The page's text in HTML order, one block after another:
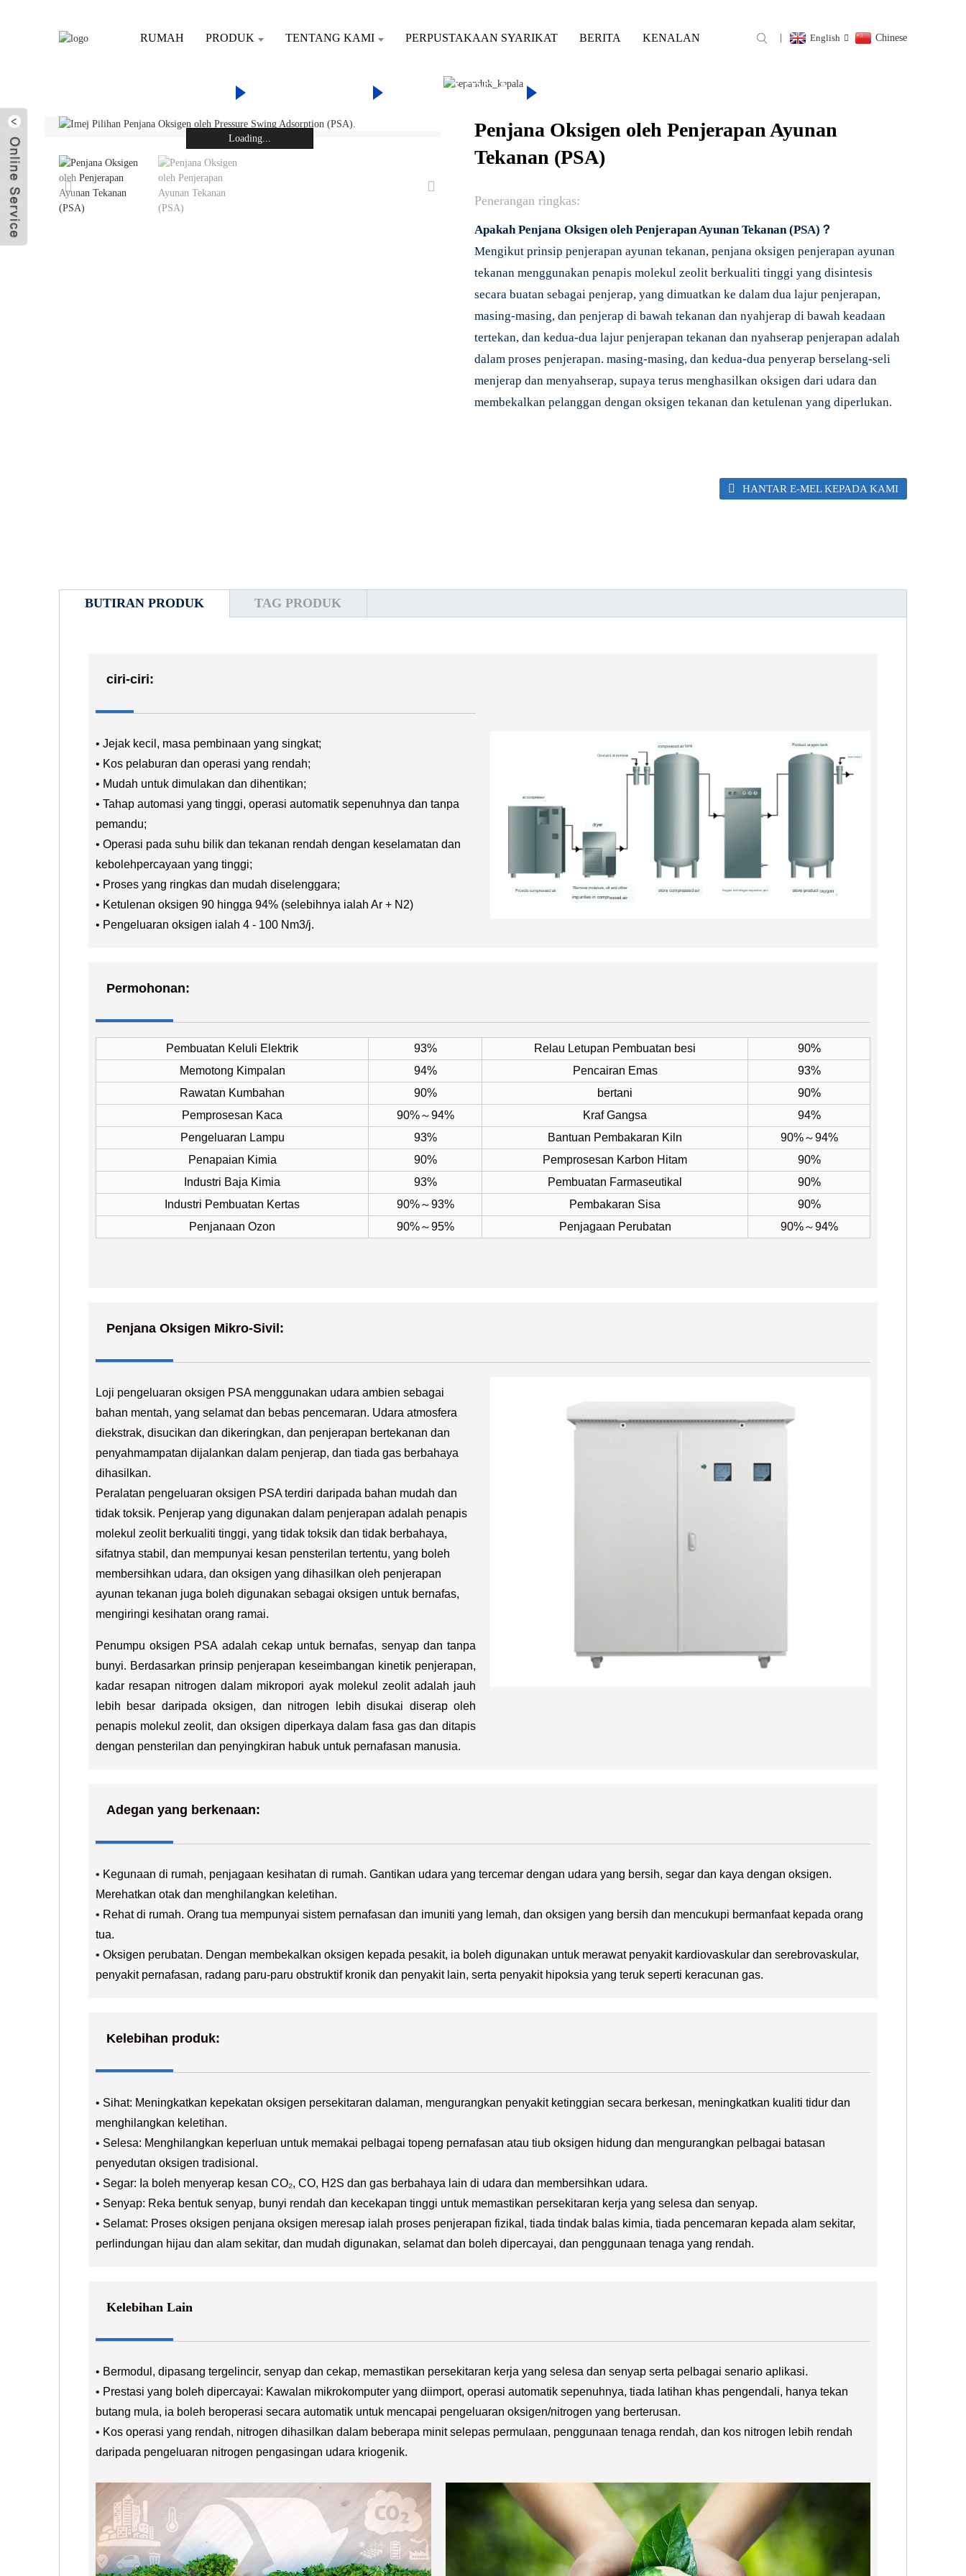
RUMAH PRODUK TENTANG KAMI PERPUSTAKAAN SYARIKAT BERITA KENALAN English Chinese
PSA, VPSA
PENJERAPAN AYUNAN TEKANAN (PSA)
Loading...
Penjana Oksigen oleh Penjerapan Ayunan
Tekanan (PSA)
Penerangan ringkas:
Apakah Penjana Oksigen oleh Penjerapan Ayunan Tekanan (PSA)？
Mengikut prinsip penjerapan ayunan tekanan, penjana oksigen penjerapan ayunan
tekanan menggunakan penapis molekul zeolit ​​berkualiti tinggi yang disintesis
secara buatan sebagai penjerap, yang dimuatkan ke dalam dua lajur penjerapan,
masing-masing, dan penjerap di bawah tekanan dan nyahjerap di bawah keadaan
tertekan, dan kedua-dua lajur penjerapan tekanan dan nyahserap penjerapan adalah
dalam proses penjerapan. masing-masing, dan kedua-dua penyerap berselang-seli
menjerap dan menyahserap, supaya terus menghasilkan oksigen dari udara dan
membekalkan pelanggan dengan oksigen tekanan dan ketulenan yang diperlukan.
HANTAR E-MEL KEPADA KAMI
BUTIRAN PRODUK TAG PRODUK
ciri-ciri:
• Jejak kecil, masa pembinaan yang singkat;
• Kos pelaburan dan operasi yang rendah;
• Mudah untuk dimulakan dan dihentikan;
• Tahap automasi yang tinggi, operasi automatik sepenuhnya dan tanpa
pemandu;
• Operasi pada suhu bilik dan tekanan rendah dengan keselamatan dan
kebolehpercayaan yang tinggi;
• Proses yang ringkas dan mudah diselenggara;
• Ketulenan oksigen 90 hingga 94% (selebihnya ialah Ar + N2)
• Pengeluaran oksigen ialah 4 - 100 Nm3/j.
Permohonan:
Pembuatan Keluli Elektrik 93% Relau Letupan Pembuatan besi
90%
Memotong Kimpalan
94% Pencairan Emas
93%
Rawatan Kumbahan
90% bertani
90%
Pemprosesan Kaca
90%～94% Kraf Gangsa
94%
Pengeluaran Lampu
93% Bantuan Pembakaran Kiln
90%～94%
Penapaian Kimia
90% Pemprosesan Karbon Hitam
90%
Industri Baja Kimia
93% Pembuatan Farmaseutikal
90%
Industri Pembuatan Kertas
90%～93% Pembakaran Sisa
90%
Penjanaan Ozon
90%～95% Penjagaan Perubatan 90%～94%
Penjana Oksigen Mikro-Sivil:
Loji pengeluaran oksigen PSA menggunakan udara ambien sebagai
bahan mentah, yang selamat dan bebas pencemaran. Udara atmosfera
diekstrak, disucikan dan dikeringkan, dan penjerapan bertekanan dan
penyahmampatan dijalankan dalam penjerap, dan tiada gas berbahaya
dihasilkan.
Peralatan pengeluaran oksigen PSA terdiri daripada bahan mudah dan
tidak toksik. Penjerap yang digunakan dalam penjerapan adalah penapis
molekul zeolit ​​berkualiti tinggi, yang tidak toksik dan tidak berbahaya,
sifatnya stabil, dan mempunyai kesan pensterilan tertentu, yang boleh
membersihkan udara, dan oksigen yang dihasilkan oleh penjerapan
ayunan tekanan juga boleh digunakan sebagai oksigen untuk bernafas,
mengiringi kesihatan orang ramai.
Penumpu oksigen PSA adalah cekap untuk bernafas, senyap dan tanpa
bunyi. Berdasarkan prinsip penjerapan keseimbangan kinetik penjerapan,
kadar resapan nitrogen dalam mikropori ayak molekul zeolit ​​adalah jauh
lebih besar daripada oksigen, dan nitrogen lebih disukai diserap oleh
penapis molekul zeolit, dan oksigen diperkaya dalam fasa gas dan ditapis
dengan pensterilan dan penyingkiran habuk untuk pernafasan manusia.
Adegan yang berkenaan:
• Kegunaan di rumah, penjagaan kesihatan di rumah. Gantikan udara yang tercemar dengan udara yang bersih, segar dan kaya dengan oksigen.
Merehatkan otak dan menghilangkan keletihan.
• Rehat di rumah. Orang tua mempunyai sistem pernafasan dan imuniti yang lemah, dan oksigen yang bersih dan mencukupi bermanfaat kepada orang
tua.
• Oksigen perubatan. Dengan membekalkan oksigen kepada pesakit, ia boleh digunakan untuk merawat penyakit kardiovaskular dan serebrovaskular,
penyakit pernafasan, radang paru-paru obstruktif kronik dan penyakit lain, serta penyakit hipoksia yang teruk seperti keracunan gas.
Kelebihan produk:
• Sihat: Meningkatkan kepekatan oksigen persekitaran dalaman, mengurangkan penyakit ketinggian secara berkesan, meningkatkan kualiti tidur dan
menghilangkan keletihan.
• Selesa: Menghilangkan keperluan untuk memakai pelbagai topeng pernafasan atau tiub oksigen hidung dan mengurangkan pelbagai batasan
penyedutan oksigen tradisional.
• Segar: Ia boleh menyerap kesan CO₂, CO, H2S dan gas berbahaya lain di udara dan membersihkan udara.
• Senyap: Reka bentuk senyap, bunyi rendah dan kecekapan tinggi untuk memastikan persekitaran kerja yang selesa dan senyap.
• Selamat: Proses oksigen penjana oksigen meresap ialah proses penjerapan fizikal, tiada tindak balas kimia, tiada pencemaran kepada alam sekitar,
perlindungan hijau dan alam sekitar, dan mudah digunakan, selamat dan boleh dipercayai, dan penggunaan tenaga yang rendah.
Kelebihan Lain
• Bermodul, dipasang tergelincir, senyap dan cekap, memastikan persekitaran kerja yang selesa dan senyap serta pelbagai senario aplikasi.
• Prestasi yang boleh dipercayai: Kawalan mikrokomputer yang diimport, operasi automatik sepenuhnya, tiada latihan khas pengendali, hanya tekan
butang mula, ia boleh beroperasi secara automatik untuk mencapai pengeluaran oksigen/nitrogen yang berterusan.
• Kos operasi yang rendah, nitrogen dihasilkan dalam beberapa minit selepas permulaan, penggunaan tenaga rendah, dan kos nitrogen lebih rendah
daripada pengeluaran nitrogen pengasingan udara kriogenik.